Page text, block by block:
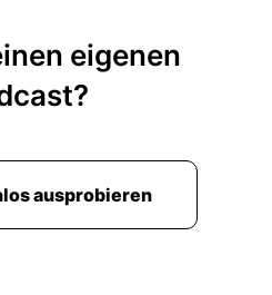
eigenen
ausprobieren